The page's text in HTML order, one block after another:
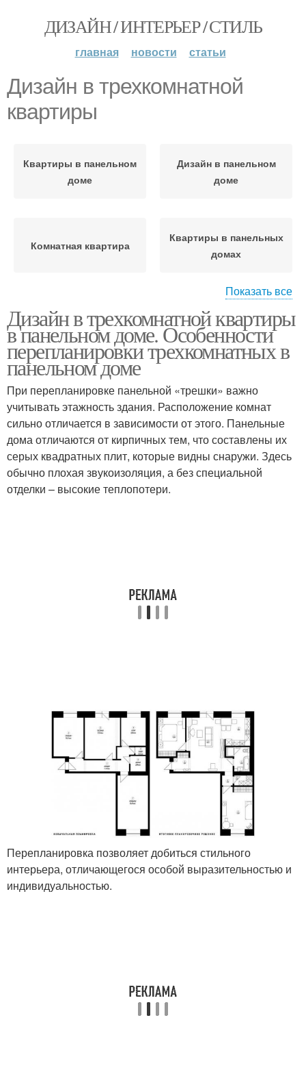
ДИЗАЙН / ИНТЕРЬЕР / СТИЛЬ
главная новости статьи
Дизайн в трехкомнатной
квартиры
Квартиры в панельном
доме
Дизайн в панельном
доме
Комнатная квартира
Квартиры в панельных
домах
Двухкомнатная
квартира
Оригинальный дизайн
2-комнатная квартира
двухкомнатной
квартиры
Однокомнатные
квартиры
Однокомнатная
квартира
Показать все
Дизайн в трехкомнатной квартиры
в панельном доме. Особенности
перепланировки трехкомнатных в
панельном доме
При перепланировке панельной «трешки» важно
учитывать этажность здания. Расположение комнат
сильно отличается в зависимости от этого. Панельные
дома отличаются от кирпичных тем, что составлены их
серых квадратных плит, которые видны снаружи. Здесь
обычно плохая звукоизоляция, а без специальной
отделки – высокие теплопотери.
Перепланировка позволяет добиться стильного
интерьера, отличающегося особой выразительностью и
индивидуальностью.